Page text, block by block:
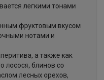
легкими тонами
фруктовым вкусом
нотами и
а также как
лосося, блинов со
лесных орехов,